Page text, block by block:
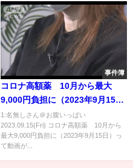
事件簿
コロナ高額薬 10月から最大
9,000円負担に（2023年9月15
日）
1:名無しさん＠お腹いっぱい
2023.09.15(Fri) コロナ高額薬 10月から
最大9,000円負担に（2023年9月15日）っ
て動画が...